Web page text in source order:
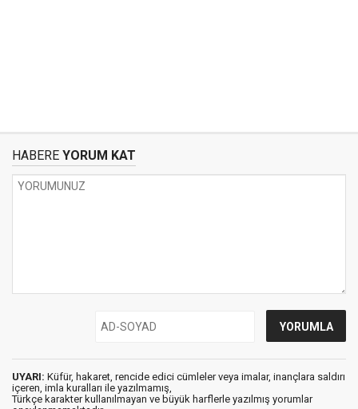
HABERE YORUM KAT
UYARI: Küfür, hakaret, rencide edici cümleler veya imalar, inançlara saldırı
içeren, imla kuralları ile yazılmamış,
Türkçe karakter kullanılmayan ve büyük harflerle yazılmış yorumlar